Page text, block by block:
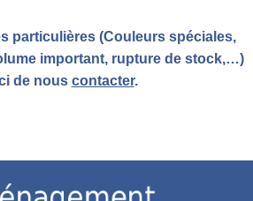
particulières (Couleurs spéciales,
important, rupture de stock,…)
de nous contacter.